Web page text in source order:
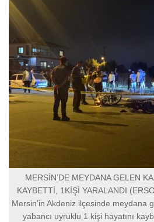
MERSİN’DE MEYDANA GELEN
KAYBETTİ, 1KİŞİ YARALANDI
Mersin’in Akdeniz ilçesinde meydana
yabancı uyruklu 1 kişi hayatını